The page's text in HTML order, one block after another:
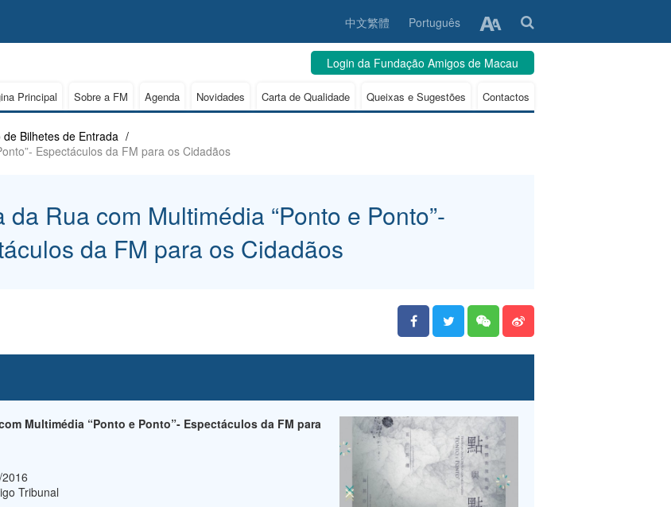
中文繁體 Português
Login da Fundação Amigos de Macau
Principal Sobre a FM Agenda Novidades Carta de Qualidade Queixas e Sugestões Contactos
de Bilhetes de Entrada /
Espectáculos da FM para os Cidadãos
Rua com Multimédia “Ponto e Ponto”-
da FM para os Cidadãos
Multimédia “Ponto e Ponto”- Espectáculos da FM para
Tribunal